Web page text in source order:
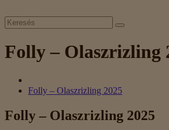
Folly – Olaszrizling
Folly – Olaszrizling 2025
Folly – Olaszrizling 2025